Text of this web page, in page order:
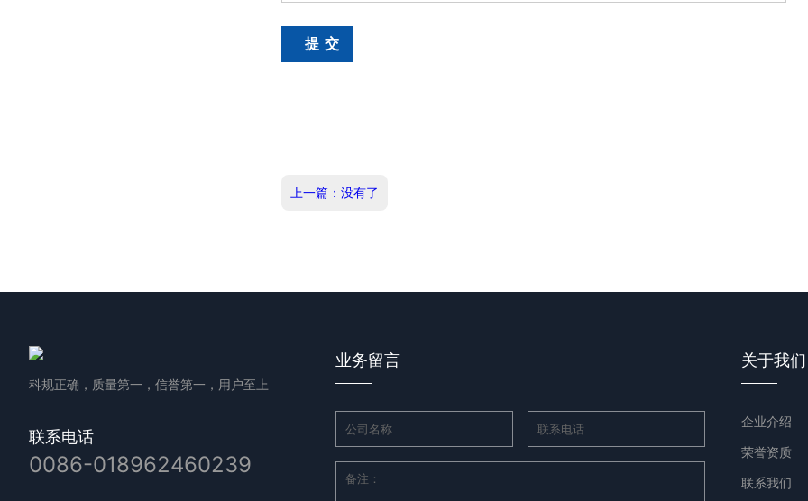
上一篇：没有了
科规正确，质量第一，信誉第一，用户至上
联系电话
0086-018962460239
业务留言 关于我们
企业介绍
荣誉资质
联系我们